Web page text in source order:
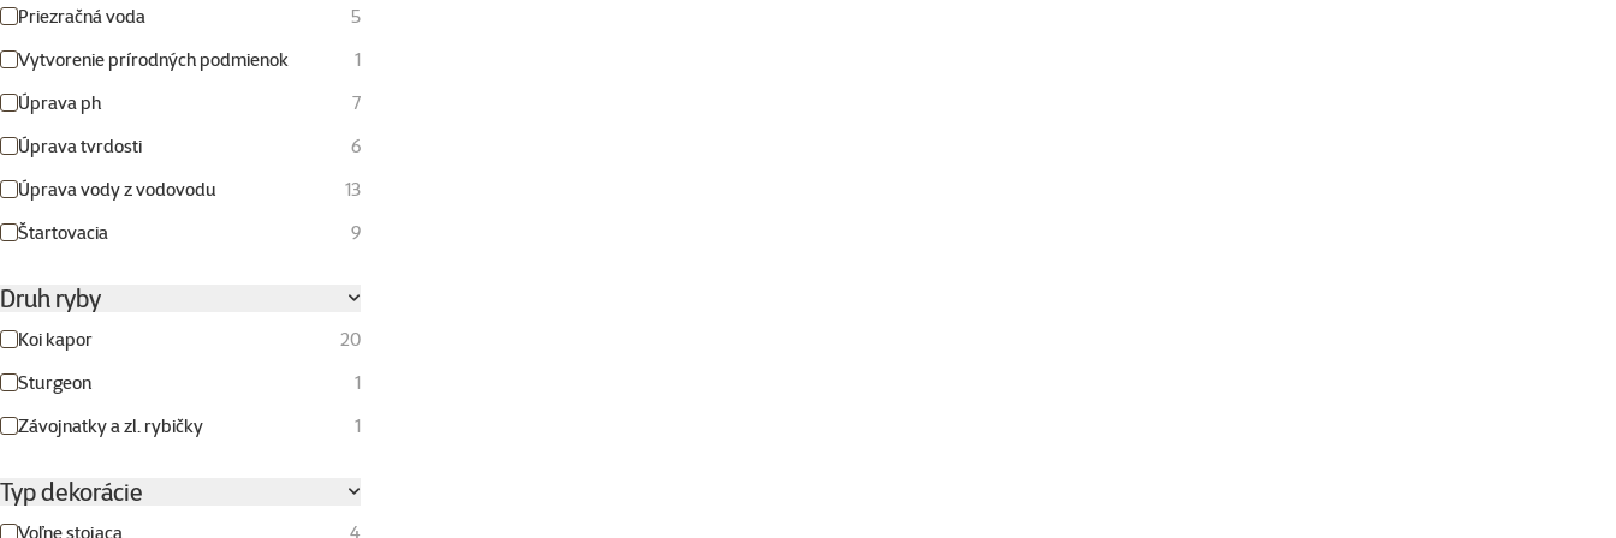
Priezračná voda
5
Vytvorenie prírodných podmienok
1
Úprava ph
7
Úprava tvrdosti
6
Úprava vody z vodovodu
13
Štartovacia
9
Druh ryby
Koi kapor
20
Sturgeon
1
Závojnatky a zl. rybičky
1
Typ dekorácie
Voľne stojaca 4